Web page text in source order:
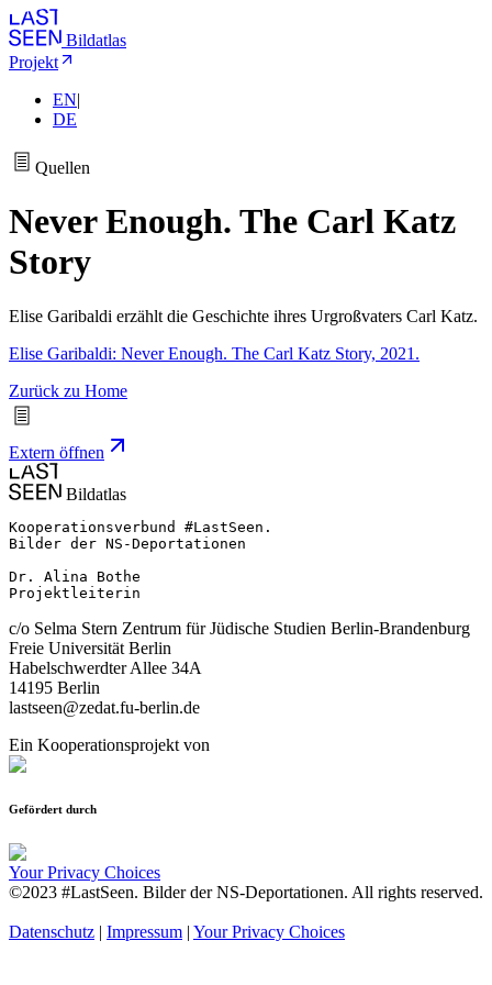
Bildatlas
Projekt
EN|
DE
Quellen
Never Enough. The Carl Katz
Story
Elise Garibaldi erzählt die Geschichte ihres Urgroßvaters Carl Katz.
Elise Garibaldi: Never Enough. The Carl Katz Story, 2021.
Zurück zu Home
Extern öffnen
Bildatlas
Kooperationsverbund #LastSeen.
Bilder der NS-Deportationen
Dr. Alina Bothe
Projektleiterin
c/o Selma Stern Zentrum für Jüdische Studien Berlin-Brandenburg
Freie Universität Berlin
Habelschwerdter Allee 34A
14195 Berlin
lastseen@zedat.fu-berlin.de
Ein Kooperationsprojekt von
Gefördert durch
Your Privacy Choices
©2023 #LastSeen. Bilder der NS-Deportationen. All rights reserved.
Datenschutz | Impressum | Your Privacy Choices